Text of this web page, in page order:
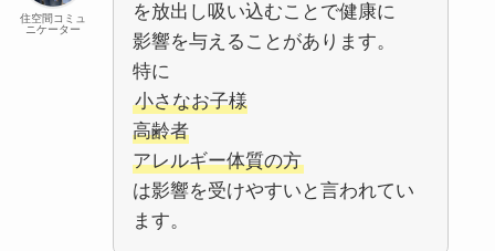
住空間コミュ
ニケーター
を放出し吸い込むことで健康に
影響を与えることがあります。
特に
小さなお子様
高齢者
アレルギー体質の方
は影響を受けやすいと言われてい
ます。